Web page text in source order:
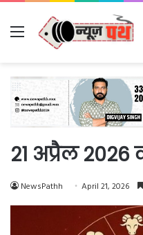
Menu
21 अप्रैल 2026
NewsPathh April 21, 2026